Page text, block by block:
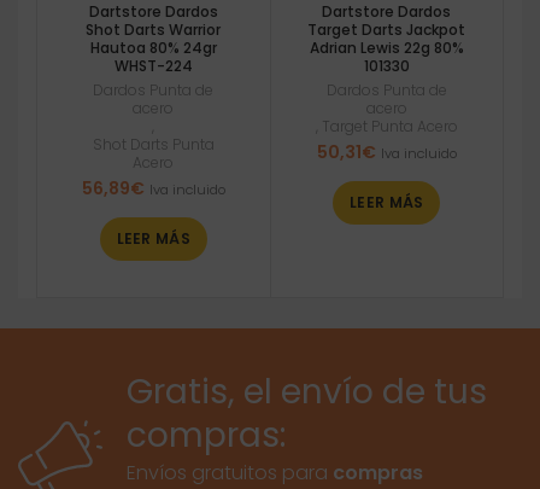
Dartstore Dardos
Shot Darts Warrior
Hautoa 80% 24gr
WHST-224
Dardos Punta de
acero
Shot Darts Punta
Acero
56,89€ Iva incluido
LEER MÁS
Dartstore Dardos
Target Darts Jackpot
Adrian Lewis 22g 80%
101330
Dardos Punta de
acero
Target Punta Acero
50,31€ Iva incluido
LEER MÁS
Gratis, el envío de tus
compras:
Envíos gratuitos para compras